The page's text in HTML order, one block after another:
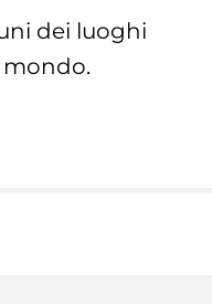
dei luoghi